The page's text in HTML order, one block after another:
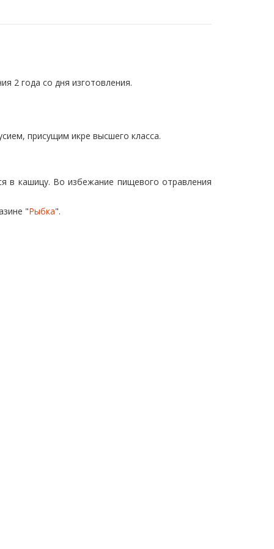
2 года со дня изготовления.
присущим икре высшего класса.
в кашицу. Во избежание пищевого отравления
"Рыбка".